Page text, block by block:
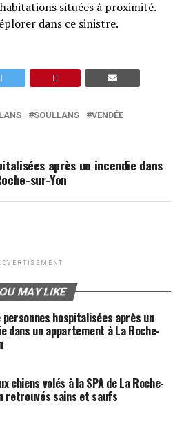
situées à proximité.
dans ce sinistre.
SOULLANS VENDÉE
après un incendie dans
sur-Yon
MAY LIKE
personnes hospitalisées après un
dans un appartement à La Roche-
chiens volés à la SPA de La Roche-
retrouvés sains et saufs